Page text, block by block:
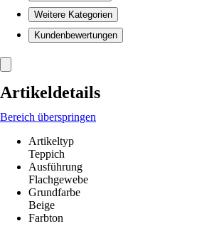
Weitere Kategorien
Kundenbewertungen
Artikeldetails
Bereich überspringen
Artikeltyp
Teppich
Ausführung
Flachgewebe
Grundfarbe
Beige
Farbton